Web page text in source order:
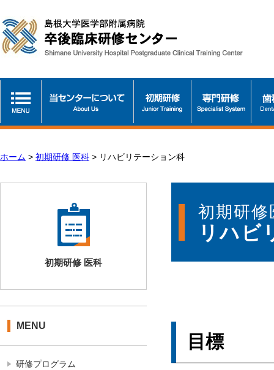
ホーム > 初期研修 医科 > リハビリテーション科
初期研
リハビ
目標
初期研修 医科
MENU
研修プログラム